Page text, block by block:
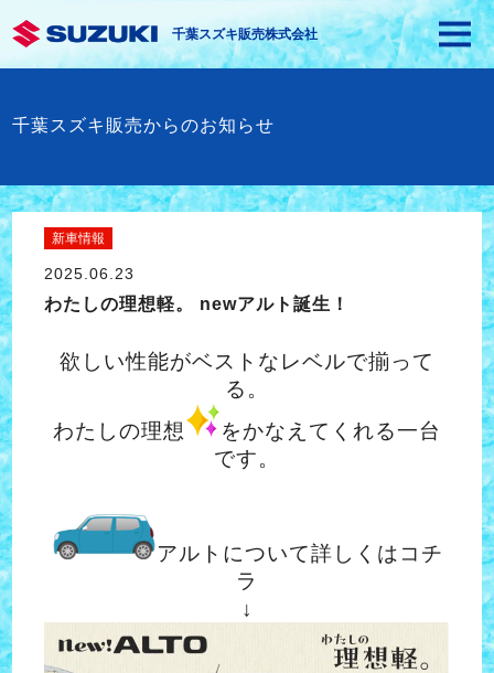
千葉スズキ販売株式会社
千葉スズキ販売からのお知らせ
新車情報
2025.06.23
わたしの理想軽。 newアルト誕生！
欲しい性能がベストなレベルで揃って
る。
わたしの理想
をかなえてくれる一台
です。
アルトについて詳しくはコチ
ラ
↓